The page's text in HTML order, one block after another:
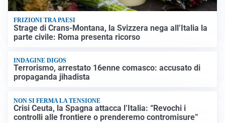
FRIZIONI TRA PAESI
Strage di Crans-Montana, la Svizzera nega all’Italia la
parte civile: Roma presenta ricorso
INDAGINE DIGOS
Terrorismo, arrestato 16enne comasco: accusato di
propaganda jihadista
NON SI FERMA LA TENSIONE
Crisi Ceuta, la Spagna attacca l’Italia: “Revochi i
controlli alle frontiere o prenderemo contromisure”